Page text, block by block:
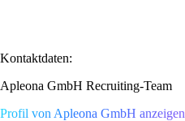
Kontaktdaten:
Apleona GmbH Recruiting-Team
Profil von Apleona GmbH anzeigen